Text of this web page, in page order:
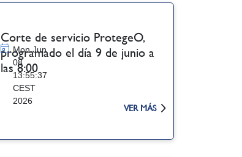
Corte de servicio ProtegeO,
programado el día 9 de junio a
las 8:00
Mon Jun
08
13:55:37
CEST
2026
VER MÁS